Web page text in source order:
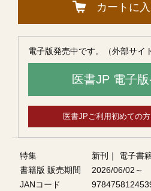
カートに
電子版発売中です。（外部サイ
医書JP 電子
医書JPご利用初めての
特集 新刊 ｜ 電子書
書籍版 販売期間
2026/06/02～
JANコード